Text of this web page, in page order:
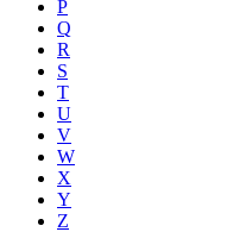
P
Q
R
S
T
U
V
W
X
Y
Z